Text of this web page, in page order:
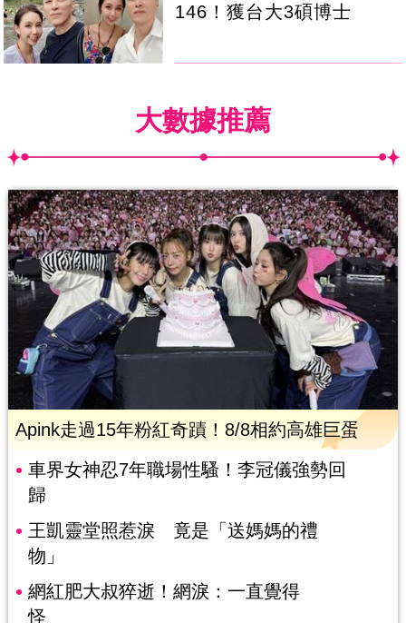
146！獲台大3碩博士
大數據推薦
Apink走過15年粉紅奇蹟！8/8相約高雄巨蛋
車界女神忍7年職場性騷！李冠儀強勢回
歸
王凱靈堂照惹淚 竟是「送媽媽的禮
物」
網紅肥大叔猝逝！網淚：一直覺得
怪